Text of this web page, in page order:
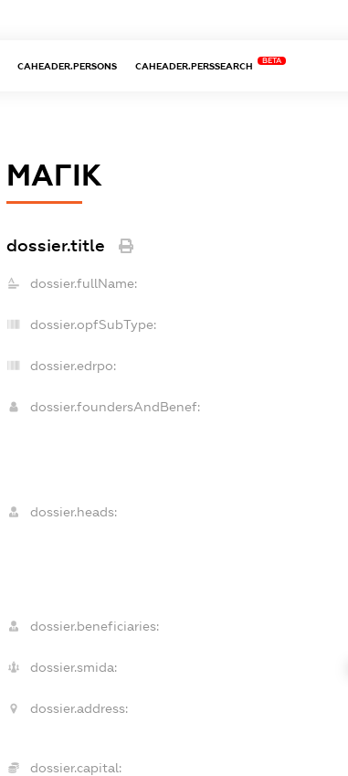
CAHEADER.PERSONS CAHEADER.PERSSEARCH
BETA
МАГІК
dossier.title
dossier.fullName:
dossier.opfSubType:
dossier.edrpo:
dossier.foundersAndBenef:
dossier.heads:
dossier.beneficiaries:
dossier.smida:
dossier.address:
dossier.capital: